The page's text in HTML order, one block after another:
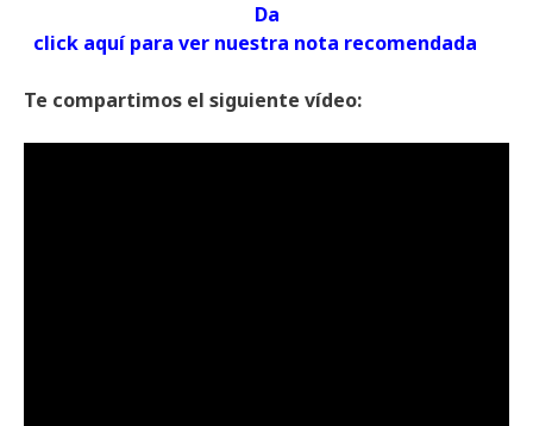
Da
click aquí para ver nuestra nota recomendada
Te compartimos el siguiente vídeo: